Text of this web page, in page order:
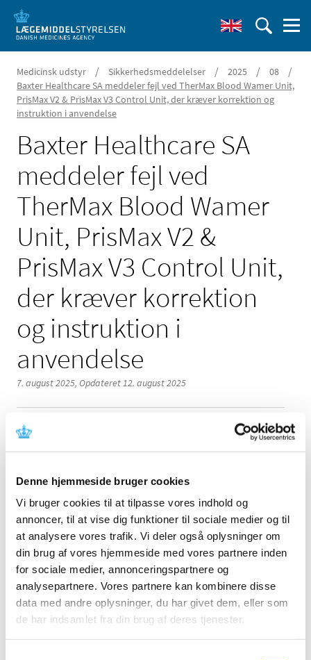
Denne hjemmeside bruger cookies
Vi bruger cookies til at tilpasse vores indhold og
annoncer, til at vise dig funktioner til sociale medier og til
at analysere vores trafik. Vi deler også oplysninger om
din brug af vores hjemmeside med vores partnere inden
for sociale medier, annonceringspartnere og
analysepartnere. Vores partnere kan kombinere disse
data med andre oplysninger, du har givet dem, eller som
de har indsamlet fra din brug af deres tjenester.
Medicinsk udstyr / Sikkerhedsmeddelelser / 2025 / 08 /
Baxter Healthcare SA meddeler fejl ved TherMax Blood Wamer Unit,
PrisMax V2 & PrisMax V3 Control Unit, der kræver korrektion og
instruktion i anvendelse
Baxter Healthcare SA
meddeler fejl ved
TherMax Blood Wamer
Unit, PrisMax V2 &
PrisMax V3 Control Unit,
der kræver korrektion
og instruktion i
anvendelse
7. august 2025, Opdateret 12. august 2025
udstyret, der kræver korrektion og instruktion i
anvendelse. Læs mere i meddelelsen fra fabrikanten.
Referencer
Produkt: TherMax Blood Wamer Unit, PrisMax V2 &
PrisMax V3 Control Unit
Fabrikant: Baxter Healthcare SA
Fabrikantens referencenummer: FAV-2025-005
Lægemiddelstyrelsens sagsnummer:2025081199